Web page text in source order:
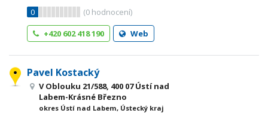
0
(0 hodnocení)
+420 602 418 190
Web
Pavel Kostacký
V Oblouku 21/588, 400 07 Ústí nad
Labem-Krásné Březno
okres Ústí nad Labem, Ústecký kraj